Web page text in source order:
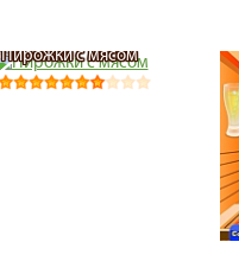
Пирожки с мясом